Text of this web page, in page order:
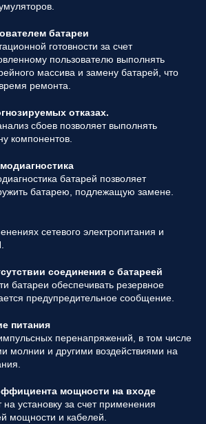
батареи
готовности за счет
пользователю выполнять
массива и замену батарей, что
ремонта.
отказах.
сбоев позволяет выполнять
компонентов.
батарей позволяет
батарею, подлежащую замене.
сетевого электропитания и
соединения с батареей
батареи обеспечивать резервное
предупредительное сообщение.
питания
перенапряжений, в том числе
молнии и другими воздействиями на
мощности на входе
установку за счет применения
мощности и кабелей.